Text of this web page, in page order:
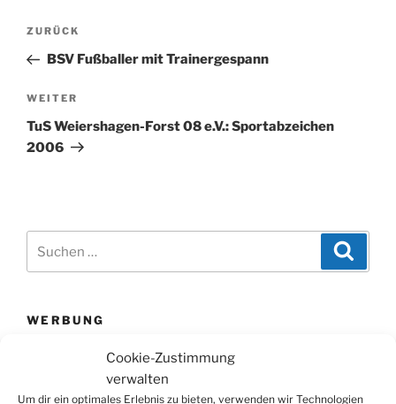
Cookie-Zustimmung
verwalten
Um dir ein optimales Erlebnis zu bieten, verwenden wir Technologien
Beitragsnavigation
Vorheriger
Beitrag
ZURÜCK
BSV Fußballer mit Trainergespann
Nächster
Beitrag
WEITER
TuS Weiershagen-Forst 08 e.V.: Sportabzeichen
2006
WERBUNG